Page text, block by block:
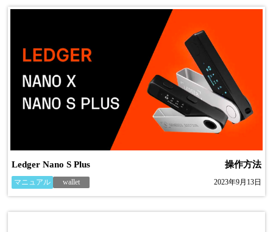
Ledger Nano S Plus 操作方法
マニュアル wallet 2023年9月13日